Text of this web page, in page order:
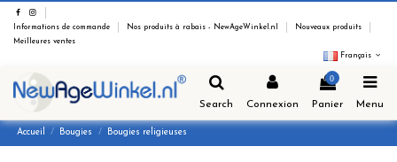
Informations de commande Nos produits à rabais - NewAgeWinkel.nl
Nouveaux produits
Meilleures ventes
Français
Search Connexion
0
Panier Menu
Accueil Bougies Bougies religieuses